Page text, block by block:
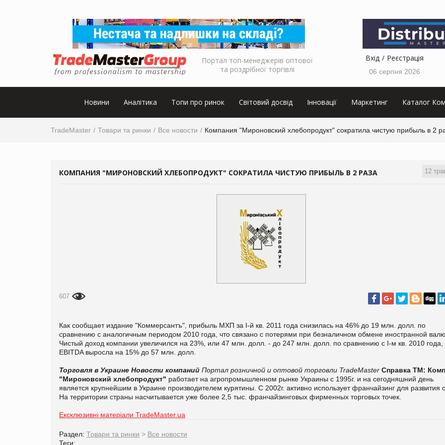
Портал топ-менеджерів оптової
та роздрібної торгівлі
Вхід Реєстрація
06 серпня 2026
Новини Аналітика Топи про ринок Світовий досвід Інновації Маркетинг Каталог
TradeMaster Товари та ринки Все новости Компания "Мироновский хлебопродукт" сократила чистую прибыль в 2
12
КОМПАНИЯ "МИРОНОВСКИЙ ХЛЕБОПРОДУКТ" СОКРАТИЛА ЧИСТУЮ ПРИБЫЛЬ В 2 РАЗА
607
Как сообщает издание "Коммерсантъ", прибыль МХП за I-й кв. 2011 года снизилась на 46% до 19 млн. долл. по
сравнению с аналогичным периодом 2010 года, что связано с потерями при безналичном обмене иностранной
Чистый доход компании увеличился на 23%, или 47 млн. долл. - до 247 млн. долл. по сравнению с I-м кв. 2010 года,
EBITDA выросла на 15% до 57 млн. долл.
Торговля в Украине Новости компаний Портал розничной и оптовой торговли TradeMaster Справка ТМ:
"Мироновский хлебопродукт" работает на агропромышленном рынке Украины с 1995г. и на сегодняшний день
является крупнейшим в Украине производителем курятины. С 2002г. активно использует франчайзинг для развития
На территории страны насчитывается уже более 2,5 тыс. франчайзинговых фирменных торговых точек.
Ексклюзивні матеріали TradeMaster.ua
Раздел: Товари та ринки > Все новости
Теги: